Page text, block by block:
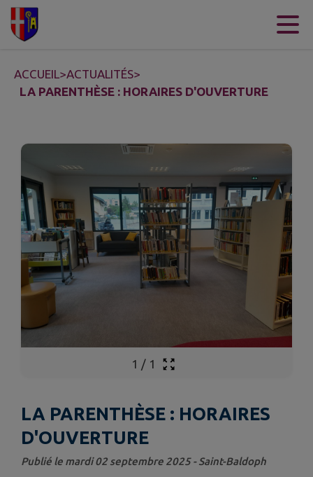
Contenu
ACCUEIL>ACTUALITÉS>
LA PARENTHÈSE : HORAIRES D'OUVERTURE
1 / 1
LA PARENTHÈSE : HORAIRES
D'OUVERTURE
Publié le mardi 02 septembre 2025 - Saint-Baldoph